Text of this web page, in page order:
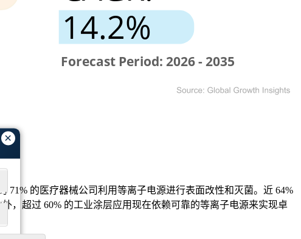
×
的医疗器械公司利用等离子电源进行表面改性和灭菌。近 64%
，超过 60% 的工业涂层应用现在依赖可靠的等离子电源来实现卓